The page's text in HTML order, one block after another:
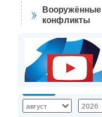
Вооружённые
конфликты